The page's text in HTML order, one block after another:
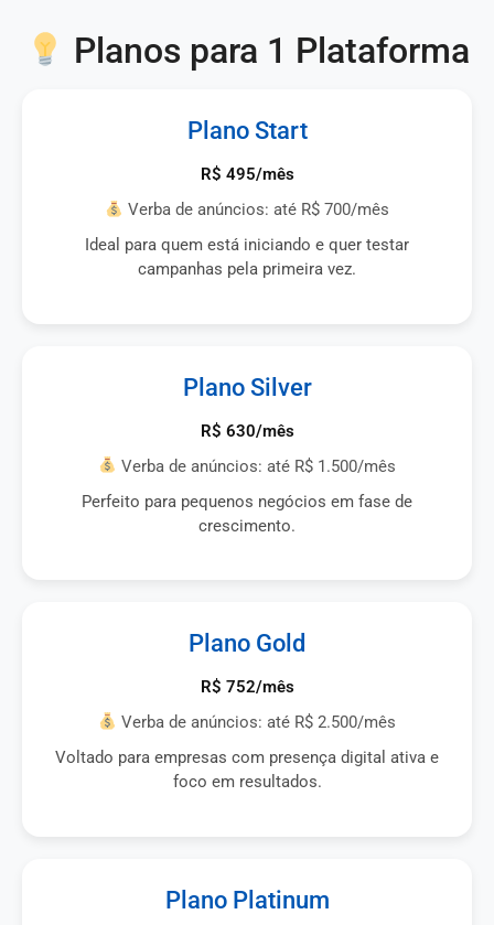
Planos para 1 Plataforma
Plano Start
R$ 495/mês
Verba de anúncios: até R$ 700/mês
Ideal para quem está iniciando e quer testar
campanhas pela primeira vez.
Plano Silver
R$ 630/mês
Verba de anúncios: até R$ 1.500/mês
Perfeito para pequenos negócios em fase de
crescimento.
Plano Gold
R$ 752/mês
Verba de anúncios: até R$ 2.500/mês
Voltado para empresas com presença digital ativa e
foco em resultados.
Plano Platinum